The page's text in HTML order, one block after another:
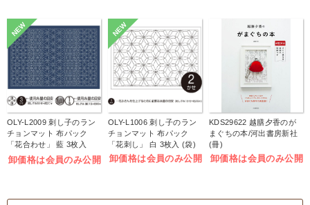
NEW
OLY-L2009 刺し子のラン
チョンマット 布パック
「花合わせ」 藍 3枚入
(袋)
卸価格は会員のみ公開
NEW
OLY-L1006 刺し子のラン
チョンマット 布パック
「花刺し」 白 3枚入 (袋)
卸価格は会員のみ公開
KDS29622 越膳夕香のが
まぐちの本/河出書房新社
(冊)
卸価格は会員のみ公開